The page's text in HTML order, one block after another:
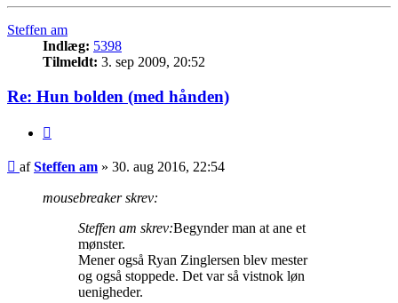
Steffen am
Indlæg: 5398
Tilmeldt: 3. sep 2009, 20:52
Re: Hun bolden (med hånden)
Indlæg
afSteffen am » 30. aug 2016, 22:54
mousebreaker skrev:
Steffen am skrev:Begynder man at ane et
mønster.
Mener også Ryan Zinglersen blev mester
og også stoppede. Det var så vistnok løn
uenigheder.